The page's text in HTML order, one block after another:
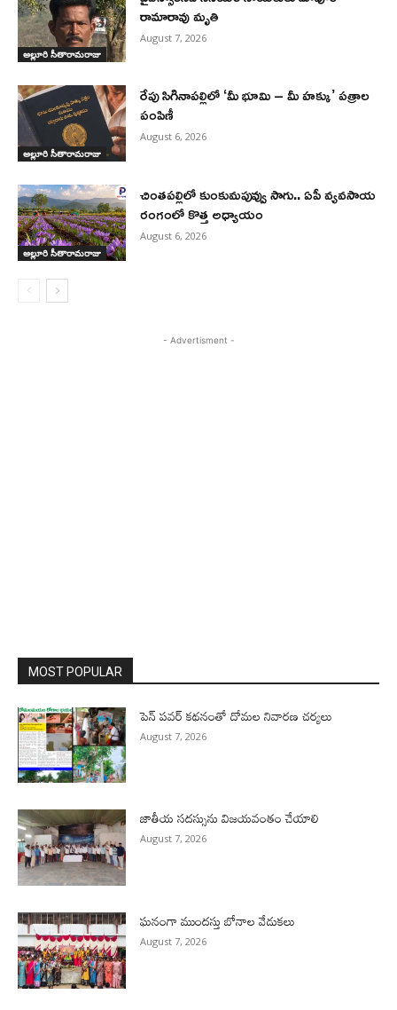
అల్లూరి సీతారామరాజు
రామారావు మృతి
August 7, 2026
అల్లూరి సీతారామరాజు
రేపు సిగినాపల్లిలో ‘మీ భూమి – మీ హక్కు’ పత్రాల
పంపిణీ
August 6, 2026
అల్లూరి సీతారామరాజు
చింతపల్లిలో కుంకుమపువ్వు సాగు.. ఏపీ వ్యవసాయ
రంగంలో కొత్త అధ్యాయం
August 6, 2026
- Advertisment -
MOST POPULAR
పెన్ పవర్ కథనంతో దోమల నివారణ చర్యలు
August 7, 2026
జాతీయ సదస్సును విజయవంతం చేయాలి
August 7, 2026
ఘనంగా ముందస్తు బోనాల వేడుకలు
August 7, 2026